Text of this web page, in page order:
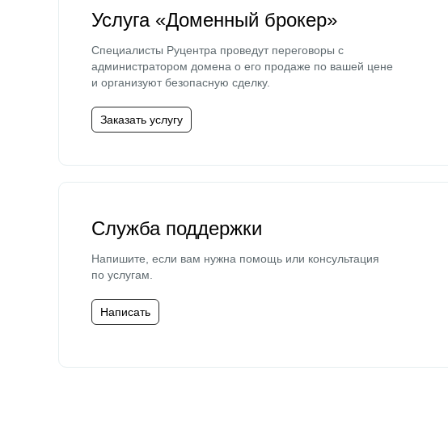
Услуга «Доменный брокер»
Специалисты Руцентра проведут переговоры с
администратором домена о его продаже по вашей цене
и организуют безопасную сделку.
Заказать услугу
Служба поддержки
Напишите, если вам нужна помощь или консультация
по услугам.
Написать